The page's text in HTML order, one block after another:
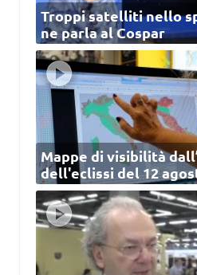
Troppi satelliti nello
ne parla al Cospar
Mappe di visibilità
dell'eclissi del 12